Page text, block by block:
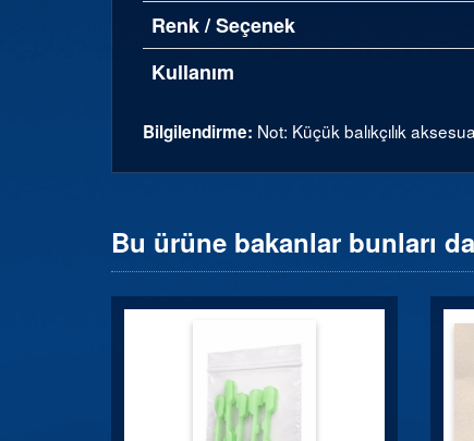
Renk / Seçenek
Kullanım
Bilgilendirme: Not: Küçük balıkçılık
Bu ürüne bakanlar bunları